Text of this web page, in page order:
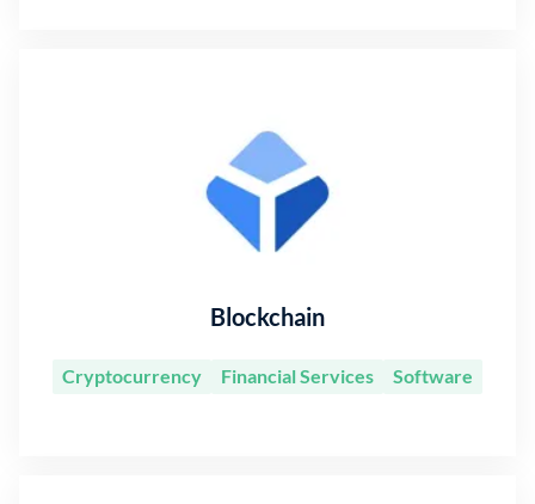
Blockchain
Cryptocurrency Financial Services Software